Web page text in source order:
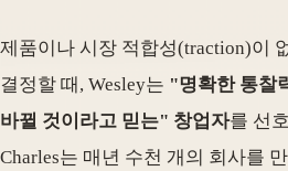
제품이나 시장 적합성(traction)이
결정할 때, Wesley는 "명확한 통찰
바뀔 것이라고 믿는" 창업자를 선
Charles는 매년 수천 개의 회사를